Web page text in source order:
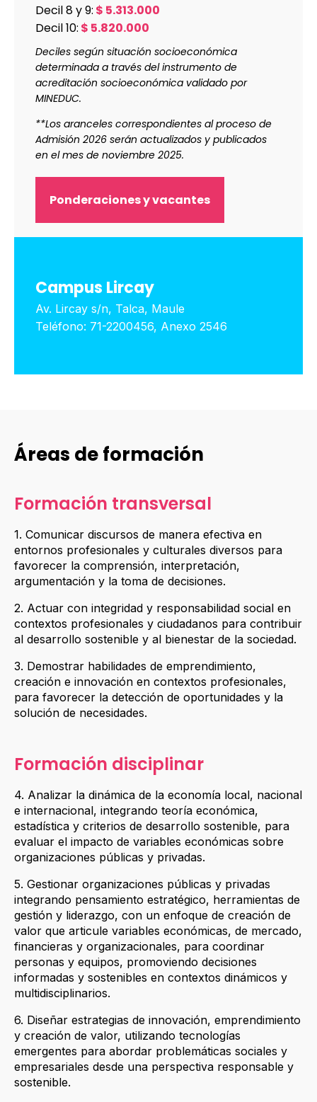
Decil 8 y 9: $ 5.313.000
Decil 10: $ 5.820.000
Deciles según situación socioeconómica
determinada a través del instrumento de
acreditación socioeconómica validado por
MINEDUC.
**Los aranceles correspondientes al proceso de
Admisión 2026 serán actualizados y publicados
en el mes de noviembre 2025.
Ponderaciones y vacantes
Campus Lircay
Av. Lircay s/n, Talca, Maule
Teléfono: 71-2200456, Anexo 2546
Áreas de formación
Formación transversal
1. Comunicar discursos de manera efectiva en
entornos profesionales y culturales diversos para
favorecer la comprensión, interpretación,
argumentación y la toma de decisiones.
2. Actuar con integridad y responsabilidad social en
contextos profesionales y ciudadanos para contribuir
al desarrollo sostenible y al bienestar de la sociedad.
3. Demostrar habilidades de emprendimiento,
creación e innovación en contextos profesionales,
para favorecer la detección de oportunidades y la
solución de necesidades.
Formación disciplinar
4. Analizar la dinámica de la economía local, nacional
e internacional, integrando teoría económica,
estadística y criterios de desarrollo sostenible, para
evaluar el impacto de variables económicas sobre
organizaciones públicas y privadas.
5. Gestionar organizaciones públicas y privadas
integrando pensamiento estratégico, herramientas de
gestión y liderazgo, con un enfoque de creación de
valor que articule variables económicas, de mercado,
financieras y organizacionales, para coordinar
personas y equipos, promoviendo decisiones
informadas y sostenibles en contextos dinámicos y
multidisciplinarios.
6. Diseñar estrategias de innovación, emprendimiento
y creación de valor, utilizando tecnologías
emergentes para abordar problemáticas sociales y
empresariales desde una perspectiva responsable y
sostenible.